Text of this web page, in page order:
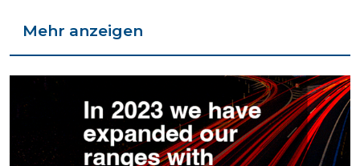
Mehr anzeigen